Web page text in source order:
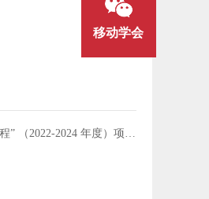
下一篇：中国惯性技术学会 “青年人才托举工程” （2022-2024 年度）项目入选人员公示
移动学会